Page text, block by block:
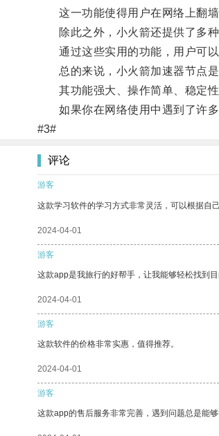
这一功能使得用户在网络上翻墙
除此之外，小火箭还提供了多种
通过这些实用的功能，用户可以
总的来说，小火箭加速器节点是
其功能强大、操作简单、稳定性
如果你在网络使用中遇到了许多
#3#
评论
游客
这款学习软件的学习方式非常灵活，可以根据自
2024-04-01
游客
这款app是我旅行的好帮手，让我能够轻松找到目
2024-04-01
游客
这款软件的价格非常实惠，值得推荐。
2024-04-01
游客
这款app的售后服务非常完善，遇到问题总是能